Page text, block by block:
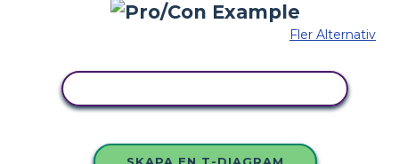
Fler Alternativ